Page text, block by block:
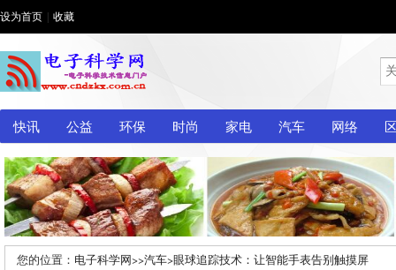
设为首页 收藏
快讯 公益 环保 时尚 家电 汽车 网络
您的位置： 电子科学网>>汽车>眼球追踪技术：让智能手表告别触摸屏